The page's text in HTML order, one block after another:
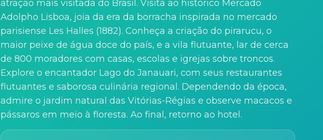
atração mais visitada do Brasil. Visita ao histórico Mercado
Adolpho Lisboa, joia da era da borracha inspirada no mercado
parisiense Les Halles (1882). Conheça a criação do pirarucu, o
maior peixe de água doce do país, e a vila flutuante, lar de cerca
de 800 moradores com casas, escolas e igrejas sobre troncos.
Explore o encantador Lago do Janauari, com seus restaurantes
flutuantes e saborosa culinária regional. Dependendo da época,
admire o jardim natural das Vitórias-Régias e observe macacos e
pássaros em meio à floresta. Ao final, retorno ao hotel.